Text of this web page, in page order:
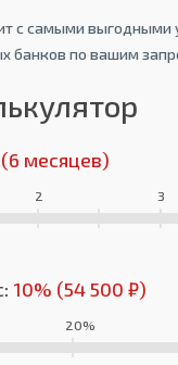
с самыми выгодными
банков по вашим
месяцев)
2 3
10% (54 500 ₽)
20%